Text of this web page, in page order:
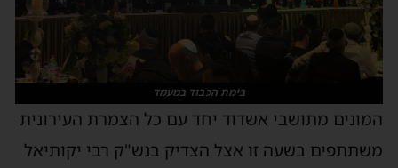
בימת הכבוד במעמד
המונים מתושבי אשדוד יחד עם כל הצמרת העירונית
משתתפים בשעה זו אצל הצדיק בנש"ק רבי יקותיאל